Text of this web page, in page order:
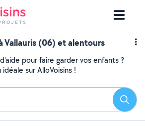
Vallauris (06) et alentours
pour faire garder vos enfants ?
sur AlloVoisins !